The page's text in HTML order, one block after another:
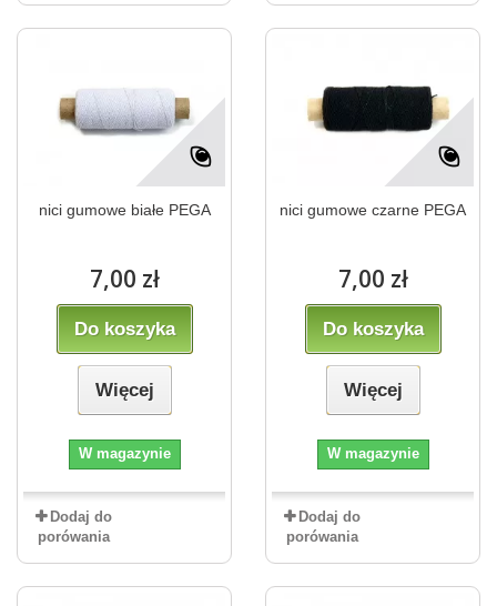
nici gumowe białe PEGA
7,00 zł
Do koszyka
Więcej
W magazynie
Dodaj do
porówania
nici gumowe czarne PEGA
7,00 zł
Do koszyka
Więcej
W magazynie
Dodaj do
porówania